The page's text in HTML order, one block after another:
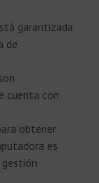
garantizada
de
cuenta con
obtener
es